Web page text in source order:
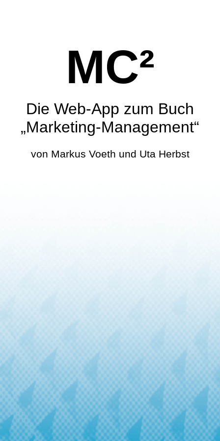
MC²
Die Web-App zum Buch
„Marketing-Management“
von Markus Voeth und Uta Herbst